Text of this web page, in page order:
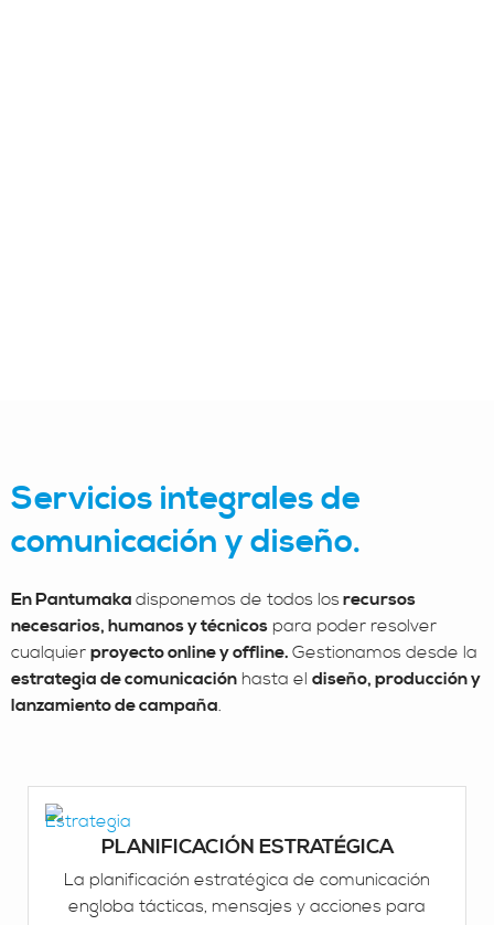
Servicios integrales de
comunicación y diseño.
En Pantumaka disponemos de todos los recursos
necesarios, humanos y técnicos para poder resolver
cualquier proyecto online y offline. Gestionamos desde la
estrategia de comunicación hasta el diseño, producción y
lanzamiento de campaña.
PLANIFICACIÓN ESTRATÉGICA
La planificación estratégica de comunicación
engloba tácticas, mensajes y acciones para